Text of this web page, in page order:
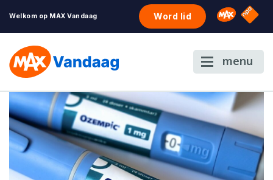
Welkom op MAX Vandaag Word lid Omroep
NPO
menu